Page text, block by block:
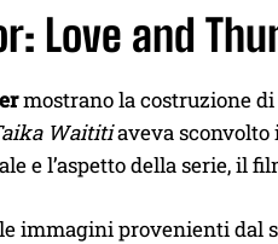
Love and
mostrano la costruzione
Waititiaveva sconvolto
e l’aspetto della serie, il
immagini provenienti dal